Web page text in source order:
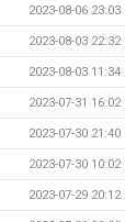
2023-08-06 23:03
2023-08-03 22:32
2023-08-03 11:34
2023-07-31 16:02
2023-07-30 21:40
2023-07-30 10:02
2023-07-29 20:12